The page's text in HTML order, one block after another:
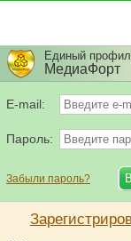
Единый
МедиаФорт
E-mail:
Пароль:
Забыли пароль?